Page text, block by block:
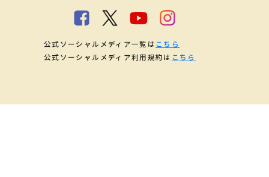
公式ソーシャルメディア一覧は こちら
公式ソーシャルメディア利用規約は こちら